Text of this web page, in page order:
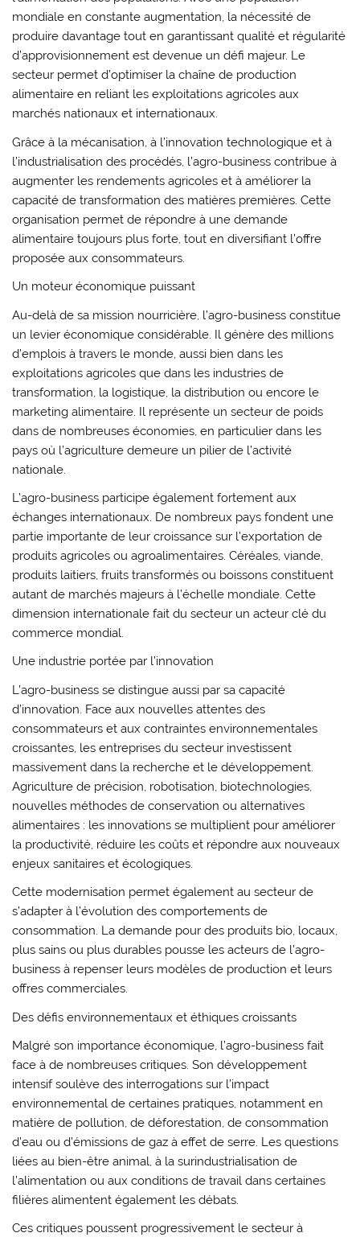
mondiale en constante augmentation, la nécessité de
produire davantage tout en garantissant qualité et régularité
d’approvisionnement est devenue un défi majeur. Le
secteur permet d’optimiser la chaîne de production
alimentaire en reliant les exploitations agricoles aux
marchés nationaux et internationaux.
Grâce à la mécanisation, à l’innovation technologique et à
l’industrialisation des procédés, l’agro-business contribue à
augmenter les rendements agricoles et à améliorer la
capacité de transformation des matières premières. Cette
organisation permet de répondre à une demande
alimentaire toujours plus forte, tout en diversifiant l’offre
proposée aux consommateurs.
Un moteur économique puissant
Au-delà de sa mission nourricière, l’agro-business constitue
un levier économique considérable. Il génère des millions
d’emplois à travers le monde, aussi bien dans les
exploitations agricoles que dans les industries de
transformation, la logistique, la distribution ou encore le
marketing alimentaire. Il représente un secteur de poids
dans de nombreuses économies, en particulier dans les
pays où l’agriculture demeure un pilier de l’activité
nationale.
L’agro-business participe également fortement aux
échanges internationaux. De nombreux pays fondent une
partie importante de leur croissance sur l’exportation de
produits agricoles ou agroalimentaires. Céréales, viande,
produits laitiers, fruits transformés ou boissons constituent
autant de marchés majeurs à l’échelle mondiale. Cette
dimension internationale fait du secteur un acteur clé du
commerce mondial.
Une industrie portée par l’innovation
L’agro-business se distingue aussi par sa capacité
d’innovation. Face aux nouvelles attentes des
consommateurs et aux contraintes environnementales
croissantes, les entreprises du secteur investissent
massivement dans la recherche et le développement.
Agriculture de précision, robotisation, biotechnologies,
nouvelles méthodes de conservation ou alternatives
alimentaires : les innovations se multiplient pour améliorer
la productivité, réduire les coûts et répondre aux nouveaux
enjeux sanitaires et écologiques.
Cette modernisation permet également au secteur de
s’adapter à l’évolution des comportements de
consommation. La demande pour des produits bio, locaux,
plus sains ou plus durables pousse les acteurs de l’agro-
business à repenser leurs modèles de production et leurs
offres commerciales.
Des défis environnementaux et éthiques croissants
Malgré son importance économique, l’agro-business fait
face à de nombreuses critiques. Son développement
intensif soulève des interrogations sur l’impact
environnemental de certaines pratiques, notamment en
matière de pollution, de déforestation, de consommation
d’eau ou d’émissions de gaz à effet de serre. Les questions
liées au bien-être animal, à la surindustrialisation de
l’alimentation ou aux conditions de travail dans certaines
filières alimentent également les débats.
Ces critiques poussent progressivement le secteur à